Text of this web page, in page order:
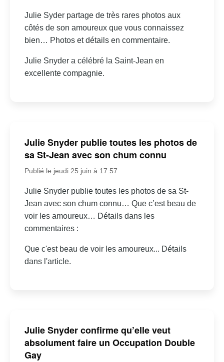
Julie Syder partage de très rares photos aux
côtés de son amoureux que vous connaissez
bien… Photos et détails en commentaire.
Julie Snyder a célébré la Saint-Jean en
excellente compagnie.
Julie Snyder publie toutes les photos de
sa St-Jean avec son chum connu
Publié le jeudi 25 juin à 17:57
Julie Snyder publie toutes les photos de sa St-
Jean avec son chum connu… Que c’est beau de
voir les amoureux… Détails dans les
commentaires :
Que c'est beau de voir les amoureux... Détails
dans l'article.
Julie Snyder confirme qu’elle veut
absolument faire un Occupation Double
Gay